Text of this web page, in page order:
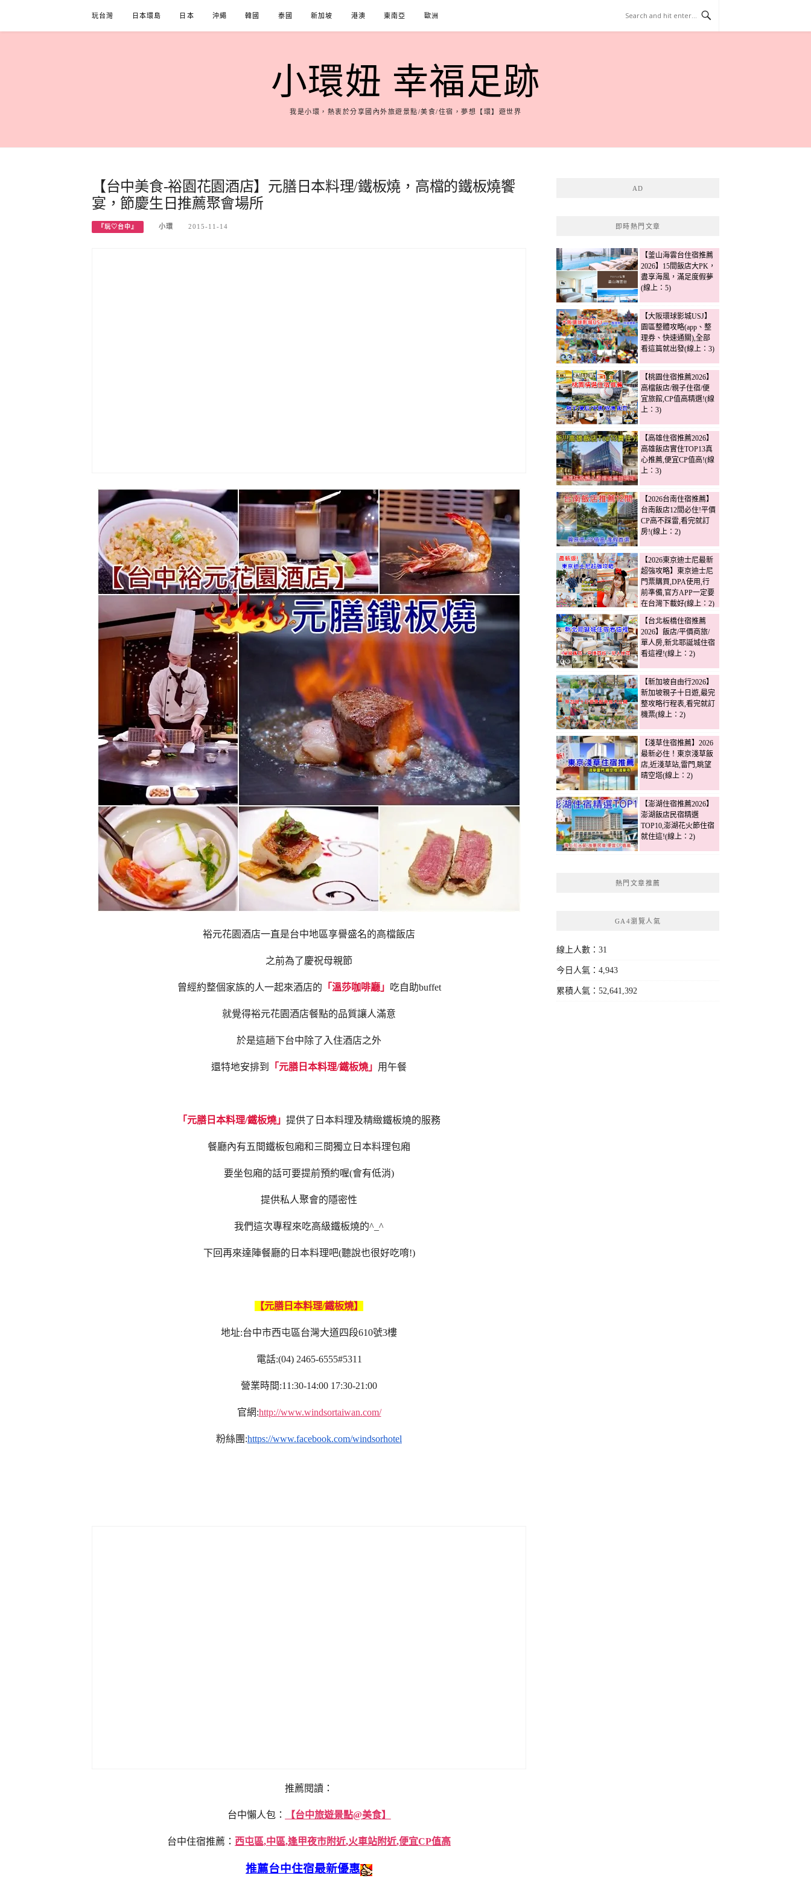
content
玩台灣 日本環島 日本 沖繩 韓國 泰國 新加坡 港澳 東南亞 歐洲
小環妞 幸福足跡
我是小環，熱衷於分享國內外旅遊景點/美食/住宿，夢想【環】遊世界
【台中美食-裕園花園酒店】元膳日本料理/鐵板燒，高檔的鐵板燒饗
宴，節慶生日推薦聚會場所
『玩♡台中』 小環 2015-11-14
裕元花園酒店一直是台中地區享譽盛名的高檔飯店
之前為了慶祝母親節
曾經約整個家族的人一起來酒店的 「溫莎咖啡廳」 吃自助buffet
就覺得裕元花園酒店餐點的品質讓人滿意
於是這趟下台中除了入住酒店之外
還特地安排到 「元膳日本料理/鐵板燒」 用午餐
「元膳日本料理/鐵板燒」 提供了日本料理及精緻鐵板燒的服務
餐廳內有五間鐵板包廂和三間獨立日本料理包廂
要坐包廂的話可要提前預約喔(會有低消)
提供私人聚會的隱密性
我們這次專程來吃高級鐵板燒的^_^
下回再來達陣餐廳的日本料理吧(聽說也很好吃唷!)
【元膳日本料理/鐵板燒】
地址:台中市西屯區台灣大道四段610號3樓
電話:(04) 2465-6555#5311
營業時間:11:30-14:00 17:30-21:00
官網:http://www.windsortaiwan.com/
粉絲團:https://www.facebook.com/windsorhotel
推薦閱讀：
台中懶人包： 【台中旅遊景點@美食】
台中住宿推薦： 西屯區,中區,逢甲夜市附近,火車站附近,便宜CP值高
推薦台中住宿最新優惠
AD
即時熱門文章
【釜山海雲台住宿推薦
2026】15間飯店大PK，
盡享海風，滿足度假夢
(線上：5)
【大阪環球影城USJ】
園區整體攻略(app、整
理券、快速通關),全部
看這篇就出發(線上：3)
【桃園住宿推薦2026】
高檔飯店/親子住宿/便
宜旅館,CP值高精選!(線
上：3)
【高雄住宿推薦2026】
高雄飯店實住TOP13真
心推薦,便宜CP值高!(線
上：3)
【2026台南住宿推薦】
台南飯店12間必住!平價
CP高不踩雷,看完就訂
房!(線上：2)
【2026東京迪士尼最新
超強攻略】東京迪士尼
門票購買,DPA使用,行
前準備,官方APP一定要
在台灣下載好(線上：2)
【台北板橋住宿推薦
2026】飯店/平價商旅/
單人房,新北耶誕城住宿
看這裡!(線上：2)
【新加坡自由行2026】
新加坡親子十日遊,最完
整攻略行程表,看完就訂
機票(線上：2)
【淺草住宿推薦】2026
最新必住！東京淺草飯
店,近淺草站,雷門,眺望
晴空塔(線上：2)
【澎湖住宿推薦2026】
澎湖飯店民宿精選
TOP10,澎湖花火節住宿
就住這!(線上：2)
熱門文章推薦
GA4瀏覽人氣
線上人數：31
今日人氣：4,943
累積人氣：52,641,392